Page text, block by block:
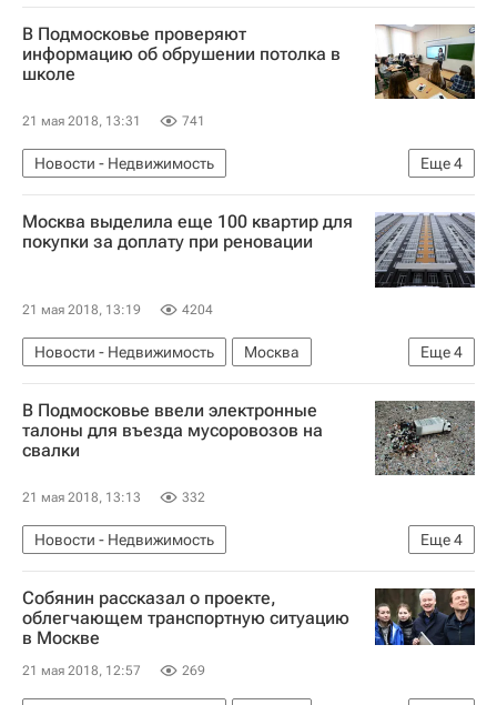
Московская область (Подмосковье)
Правительство Московской области
Инфраструктура
В Подмосковье проверяют
информацию об обрушении потолка в
школе
21 мая 2018, 13:31 741
Еще4
Новости - Недвижимость
Московская область (Подмосковье)
ГСУ СК России по Московской области
Москва выделила еще 100 квартир для
покупки за доплату при реновации
21 мая 2018, 13:19 4204
Еще4
Новости - Недвижимость
Москва
Департамент строительства г. Москвы
Программа реновации в Москве
Жилье
Россия
В Подмосковье ввели электронные
талоны для въезда мусоровозов на
свалки
21 мая 2018, 13:13 332
Еще4
Новости - Недвижимость
Московская область (Подмосковье)
Министерство экологии и природопользования Московской области
Инфраструктура
Собянин рассказал о проекте,
облегчающем транспортную ситуацию
в Москве
21 мая 2018, 12:57 269